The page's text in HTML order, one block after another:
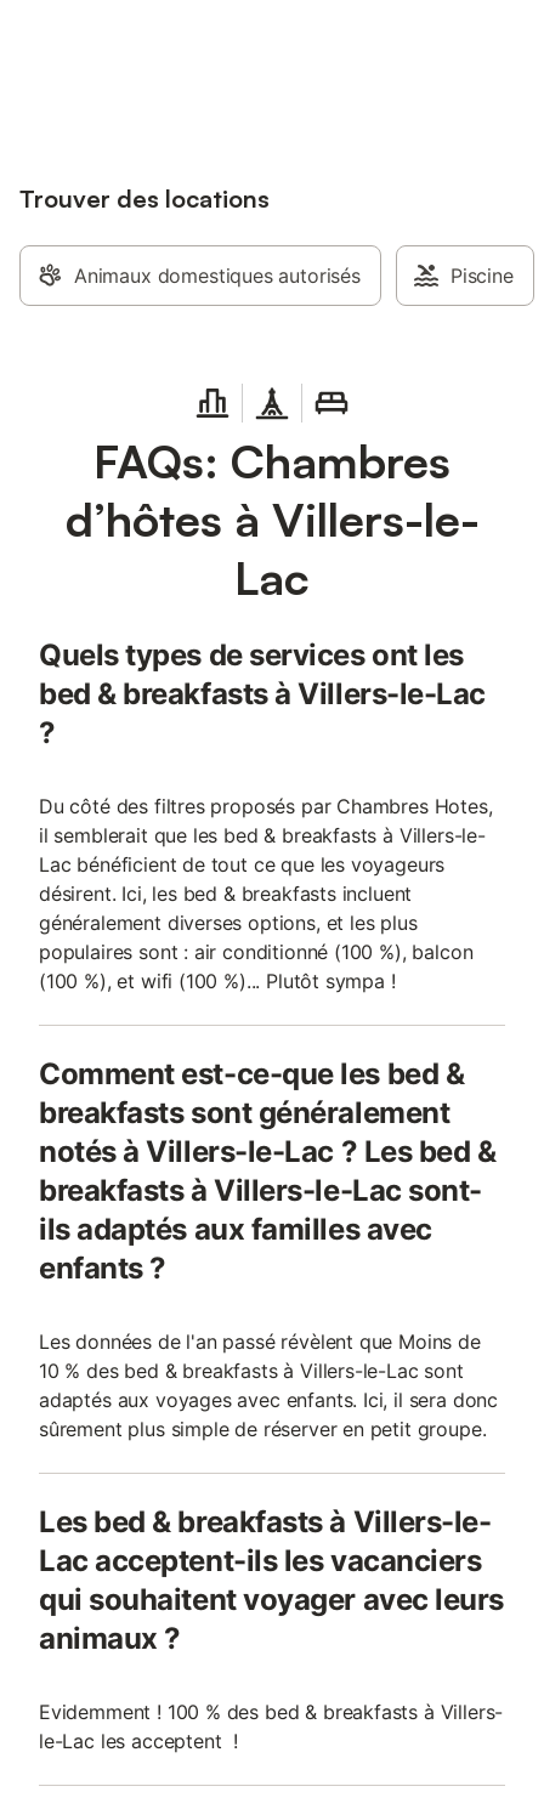
Trouver des locations
Animaux domestiques autorisés Piscine
FAQs: Chambres
d’hôtes à Villers-le-
Lac
Quels types de services ont les
bed & breakfasts à Villers-le-Lac
?
Du côté des filtres proposés par Chambres Hotes,
il semblerait que les bed & breakfasts à Villers-le-
Lac bénéficient de tout ce que les voyageurs
désirent. Ici, les bed & breakfasts incluent
généralement diverses options, et les plus
populaires sont : air conditionné (100 %), balcon
(100 %), et wifi (100 %)... Plutôt sympa !
Comment est-ce-que les bed &
breakfasts sont généralement
notés à Villers-le-Lac ? Les bed &
breakfasts à Villers-le-Lac sont-
ils adaptés aux familles avec
enfants ?
Les données de l'an passé révèlent que Moins de
10 % des bed & breakfasts à Villers-le-Lac sont
adaptés aux voyages avec enfants. Ici, il sera donc
sûrement plus simple de réserver en petit groupe.
Les bed & breakfasts à Villers-le-
Lac acceptent-ils les vacanciers
qui souhaitent voyager avec leurs
animaux ?
Evidemment ! 100 % des bed & breakfasts à Villers-
le-Lac les acceptent !